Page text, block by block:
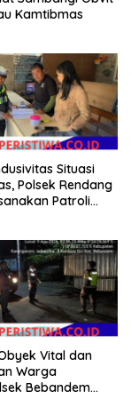
Kamtibmas
Situasi
Polsek Rendang
Patroli
Vital dan
Warga
Bebandem